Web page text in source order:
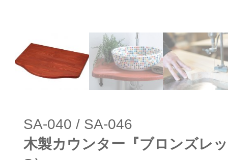
SA-040 / SA-046
木製カウンター『ブロンズレ